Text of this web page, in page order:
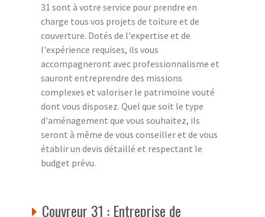
31 sont à votre service pour prendre en
charge tous vos projets de toiture et de
couverture. Dotés de l'expertise et de
l'expérience requises, ils vous
accompagneront avec professionnalisme et
sauront entreprendre des missions
complexes et valoriser le patrimoine vouté
dont vous disposez. Quel que soit le type
d'aménagement que vous souhaitez, ils
seront à même de vous conseiller et de vous
établir un devis détaillé et respectant le
budget prévu.
Couvreur 31 : Entreprise de